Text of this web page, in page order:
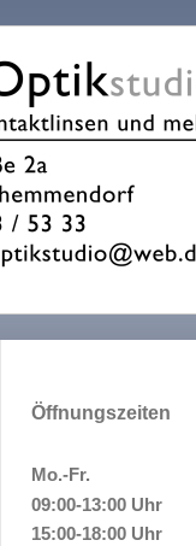
Öffnungszeiten
Mo.-Fr.
09:00-13:00 Uhr
15:00-18:00 Uhr